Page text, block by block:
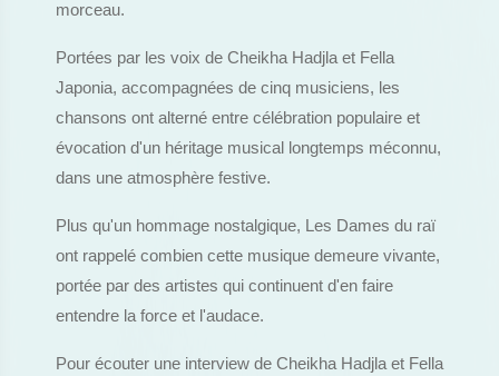
morceau.
Portées par les voix de Cheikha Hadjla et Fella
Japonia, accompagnées de cinq musiciens, les
chansons ont alterné entre célébration populaire et
évocation d'un héritage musical longtemps méconnu,
dans une atmosphère festive.
Plus qu'un hommage nostalgique, Les Dames du raï
ont rappelé combien cette musique demeure vivante,
portée par des artistes qui continuent d'en faire
entendre la force et l'audace.
Pour écouter une interview de Cheikha Hadjla et Fella